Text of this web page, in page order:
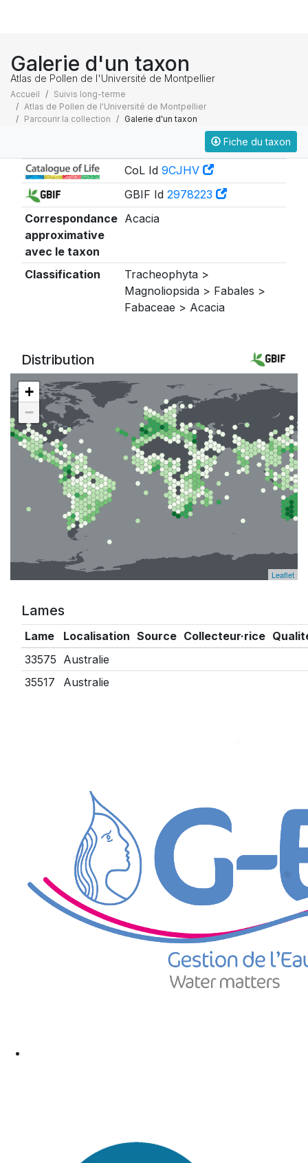
Galerie d'un taxon
Atlas de Pollen de l'Université de Montpellier
Accueil
Suivis long-terme
Atlas de Pollen de l'Université de Montpellier
Parcourir la collection
Galerie d'un taxon
Fiche du taxon
CoL Id 9CJHV
GBIF Id 2978223
Correspondance
approximative
avec le taxon
Acacia
Classification
Tracheophyta >
Magnoliopsida > Fabales >
Fabaceae > Acacia
Distribution
+
−
Leaflet
Lames
Lame Localisation Source Collecteur·rice
33575 Australie
35517
Australie